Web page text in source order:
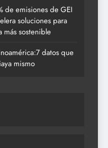
de emisiones de GEI
soluciones para
más sostenible
datos que
mismo